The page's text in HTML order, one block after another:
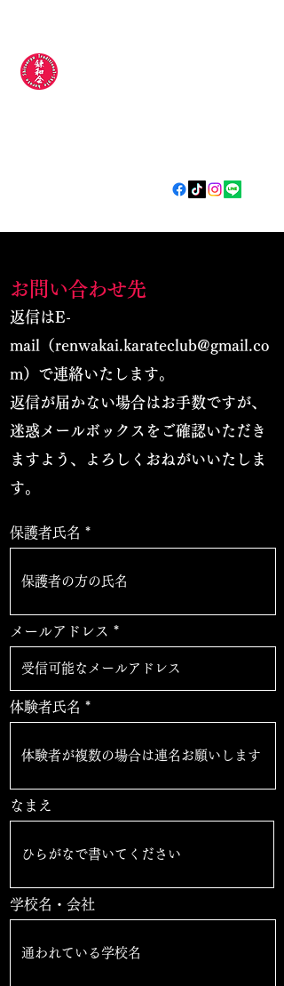
お問い合わせ先
返信はE-
mail（renwakai.karateclub@gmail.co
m）で連絡いたします。
​返信が届かない場合はお手数ですが、
迷惑メールボックスをご確認いただき
ますよう、よろしくおねがいいたしま
す。
保護者氏名
メールアドレス
体験者氏名
なまえ
学校名・会社